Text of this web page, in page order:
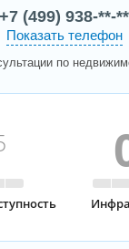
+7 (499) 938-**-**
Показать телефон
по